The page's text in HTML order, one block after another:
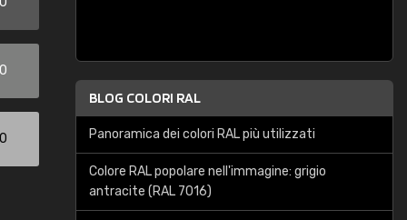
BLOG COLORI RAL
Panoramica dei colori RAL più utilizzati
Colore RAL popolare nell'immagine: grigio
antracite (RAL 7016)